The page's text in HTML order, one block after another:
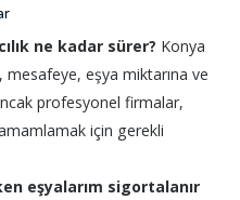
ne kadar sürer? Konya
mesafeye, eşya miktarına ve
profesyonel firmalar,
için gerekli
eşyalarım sigortalanır